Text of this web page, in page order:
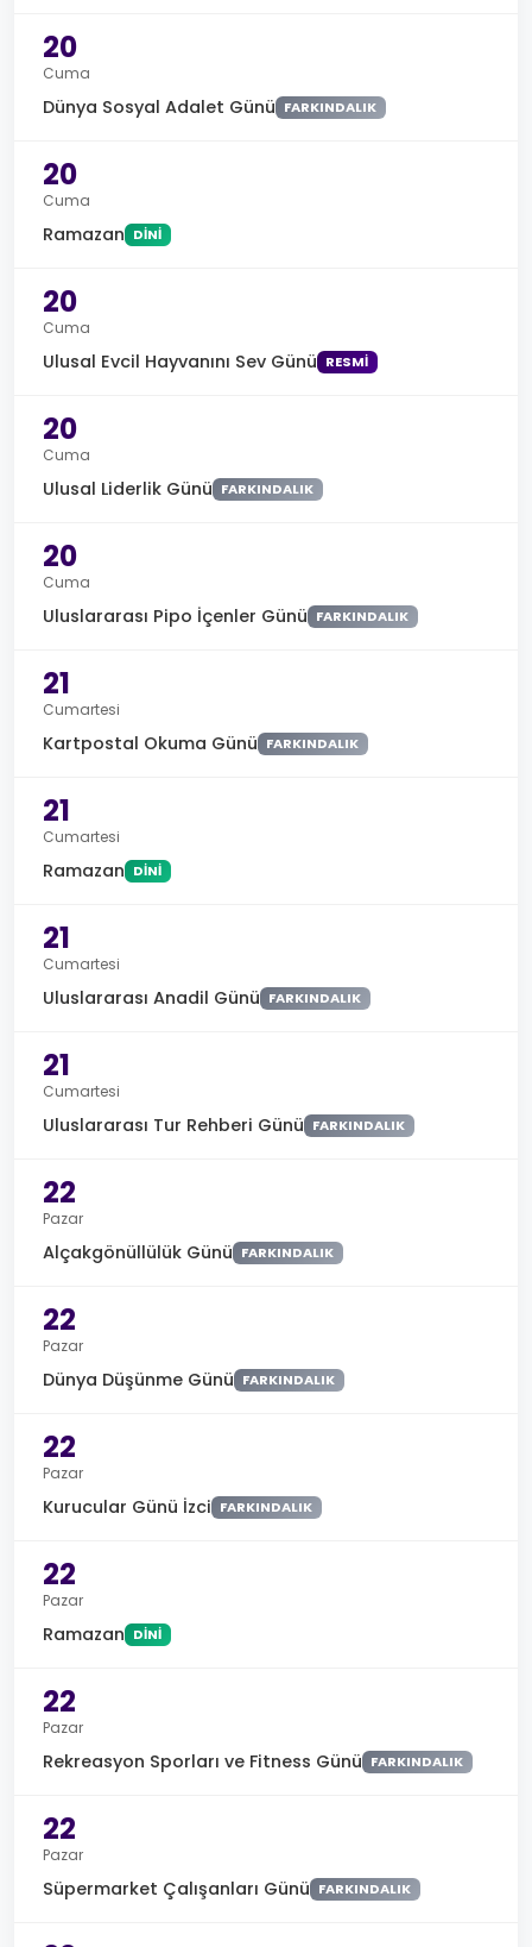
20
Cuma
Dünya Sosyal Adalet Günü FARKINDALIK
20
Cuma
Ramazan DINI
20
Cuma
Ulusal Evcil Hayvanını Sev Günü RESMI
20
Cuma
Ulusal Liderlik Günü FARKINDALIK
20
Cuma
Uluslararası Pipo İçenler Günü FARKINDALIK
21
Cumartesi
Kartpostal Okuma Günü FARKINDALIK
21
Cumartesi
Ramazan DINI
21
Cumartesi
Uluslararası Anadil Günü FARKINDALIK
21
Cumartesi
Uluslararası Tur Rehberi Günü FARKINDALIK
22
Pazar
Alçakgönüllülük Günü FARKINDALIK
22
Pazar
Dünya Düşünme Günü FARKINDALIK
22
Pazar
Kurucular Günü İzci FARKINDALIK
22
Pazar
Ramazan DINI
22
Pazar
Rekreasyon Sporları ve Fitness Günü FARKINDALIK
22
Pazar
Süpermarket Çalışanları Günü FARKINDALIK